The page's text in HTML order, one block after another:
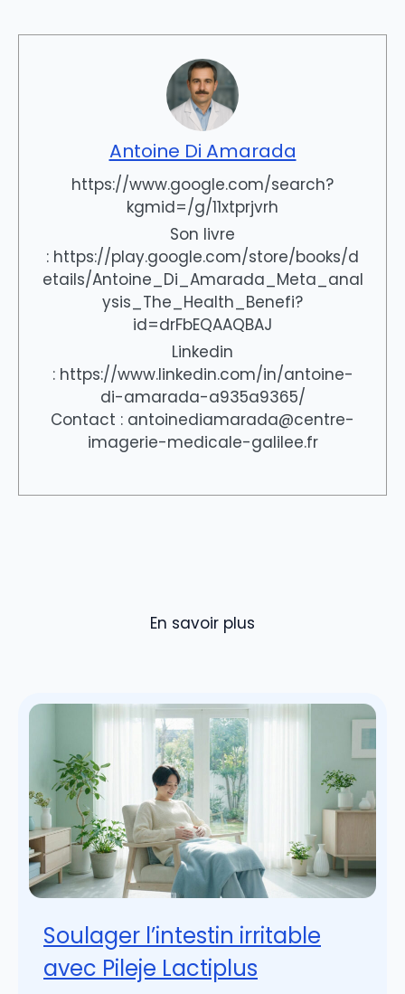
Antoine Di Amarada
https://www.google.com/search?
kgmid=/g/11xtprjvrh
Son livre
: https://play.google.com/store/books/d
etails/Antoine_Di_Amarada_Meta_anal
ysis_The_Health_Benefi?
id=drFbEQAAQBAJ
Linkedin
: https://www.linkedin.com/in/antoine-
di-amarada-a935a9365/
Contact : antoinediamarada@centre-
imagerie-medicale-galilee.fr
En savoir plus
Soulager l’intestin irritable
avec Pileje Lactiplus